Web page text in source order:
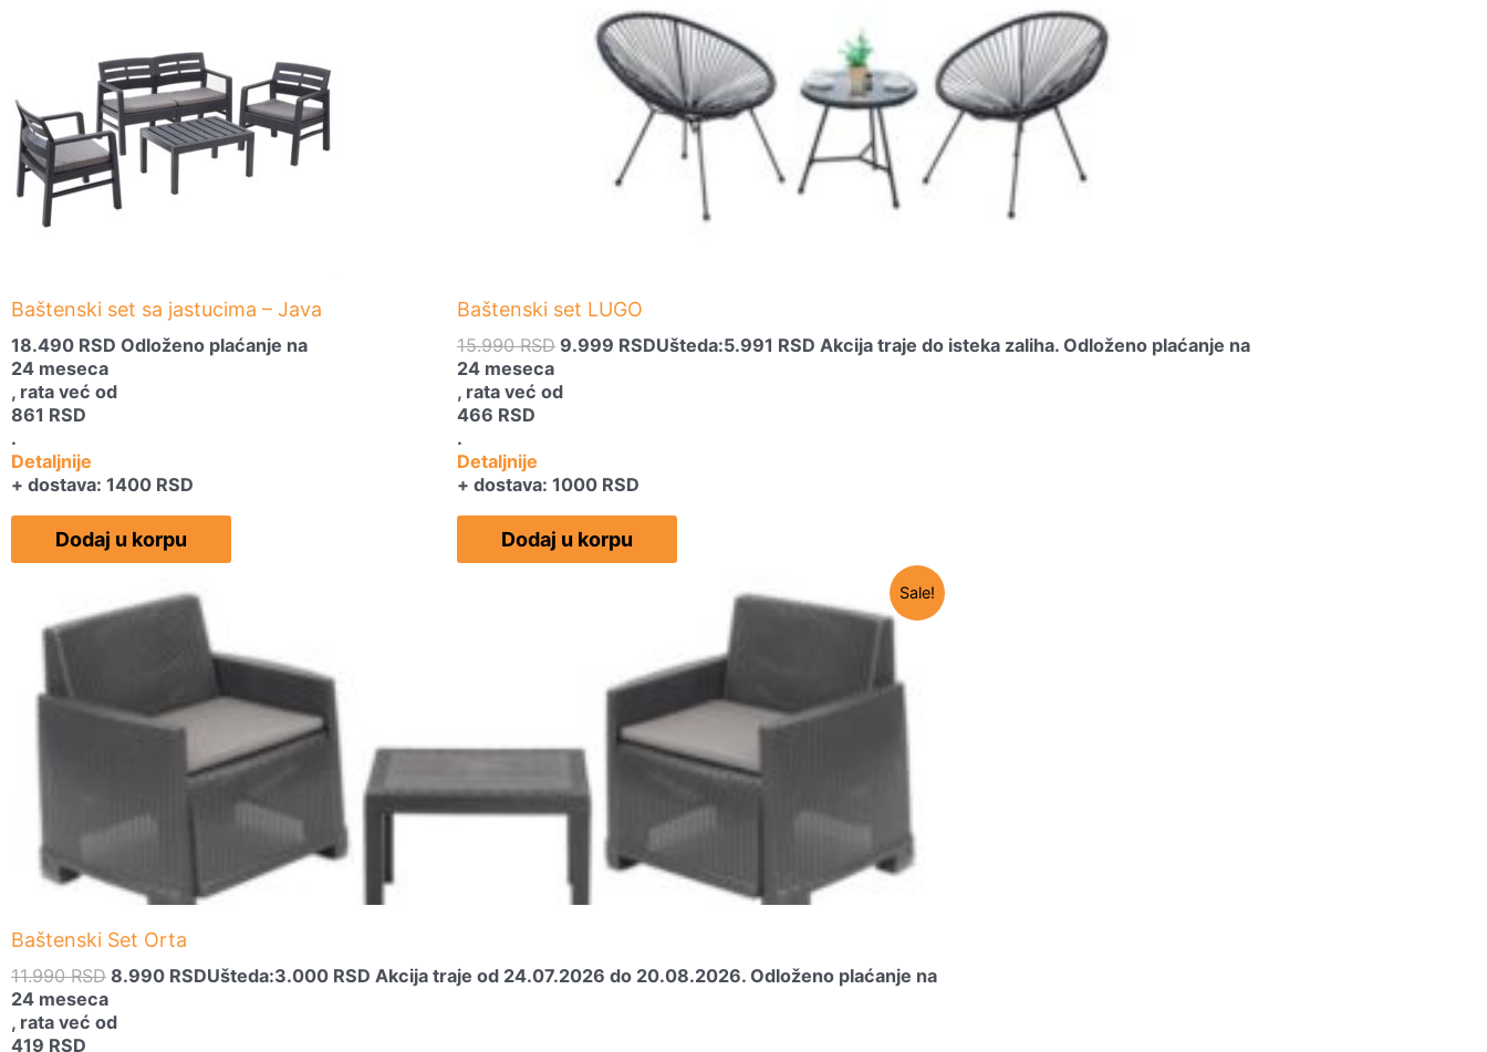
Baštenski set sa jastucima – Java
18.490 RSD Odloženo plaćanje na
24 meseca
, rata već od
861 RSD
.
Detaljnije
+ dostava: 1400 RSD
Dodaj u korpu
Baštenski set LUGO
15.990RSD
15.990 RSD.
9.999 RSD
9.999 RSD.
Ušteda:5.991 RSD Akcija traje do isteka zaliha. Odloženo plaćanje na
24 meseca
, rata već od
466 RSD
.
Detaljnije
+ dostava: 1000 RSD
Dodaj u korpu
Sale!
Baštenski Set Orta
11.990RSD
cena
8.990 RSD
je:
8.990 RSD.
Ušteda:3.000 RSD Akcija traje od 24.07.2026 do 20.08.2026. Odloženo plaćanje na
24 meseca
, rata već od
419 RSD